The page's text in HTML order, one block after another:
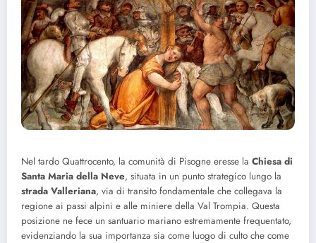
Nel tardo Quattrocento, la comunità di Pisogne eresse la Chiesa di
Santa Maria della Neve, situata in un punto strategico lungo la
strada Valleriana, via di transito fondamentale che collegava la
regione ai passi alpini e alle miniere della Val Trompia. Questa
posizione ne fece un santuario mariano estremamente frequentato,
evidenziando la sua importanza sia come luogo di culto che come